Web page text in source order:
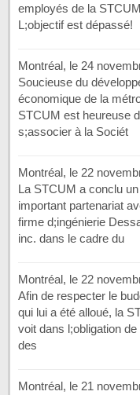
employés de la STCUM
L;objectif est dépassé!
Montréal, le 24
Soucieuse du
économique de la
STCUM est heureuse
s;associer à la Sociét
Montréal, le 22
La STCUM a conclu un
important partenariat
firme d;ingénierie
inc. dans le cadre du
Montréal, le 22
Afin de respecter le
qui lui a été alloué, la
voit dans l;obligation de
des
Montréal, le 21